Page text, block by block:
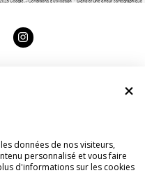
75116 PARIS
données de nos visiteurs,
personnalisé et vous faire
d'informations sur les cookies